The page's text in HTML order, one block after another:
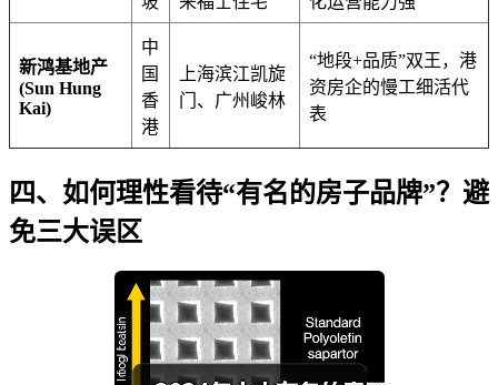
新鸿基地产
(Sun Hung
Kai)
中
国
香
港
上海滨江凯旋
门、广州峻林
“地段+品质”双王，港
资房企的慢工细活代
表
四、如何理性看待“有名的房子品牌”？避
免三大误区